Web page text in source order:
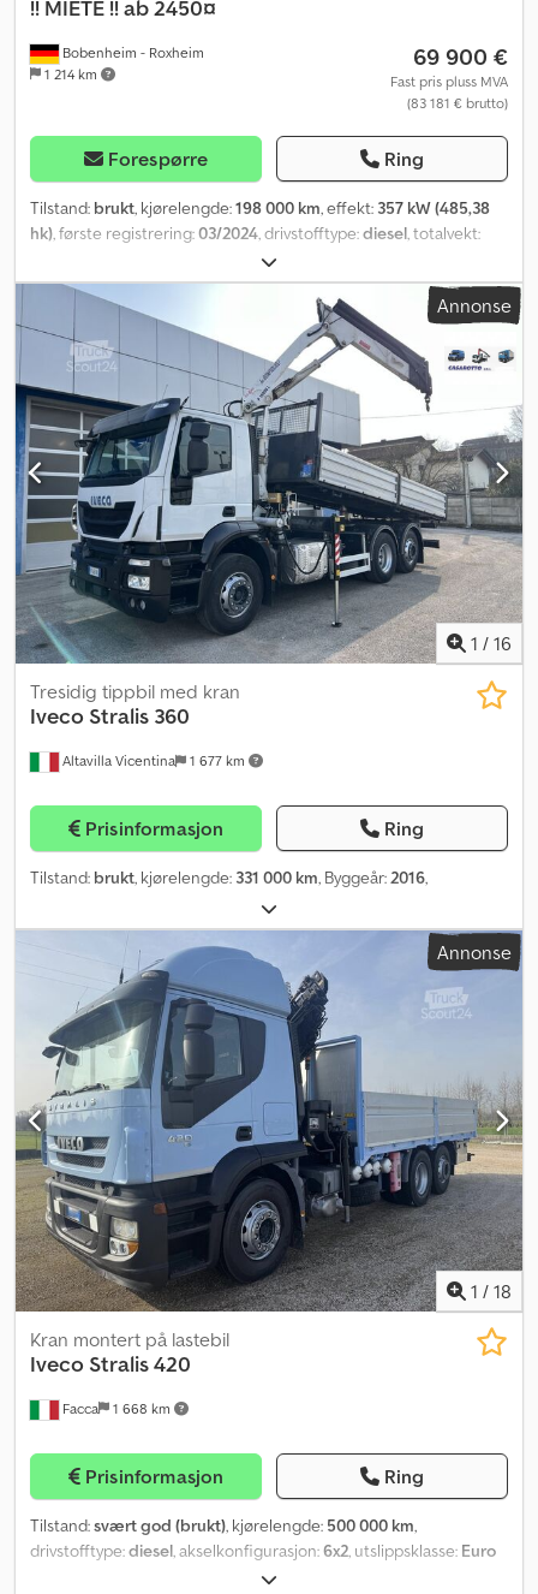
Bobenheim - Roxheim
1 214 km
!! MIETE !! ab 2450¤
69 900 €
Fast pris pluss MVA
(83 181 € brutto)
Forespørre Ring
Tilstand: brukt, kjørelengde:198 000 km, effekt: 357 kW (485,38
hk) , første registrering:03/2024 , drivstofftype:diesel , totalvekt:
2 aksler
hvit, girtype:automatisk, utslippsklasse:Euro 6, Utstyr:ABS,
aircondition, navigasjonssystem, parkeringsvarmer
Annonse
1 / 16
Altavilla Vicentina 1 677 km
Tresidig tippbil med kran
Iveco Stralis 360
Prisinformasjon Ring
Tilstand: brukt, kjørelengde: 331 000 km, Byggeår:2016,
Annonse
1 / 18
Facca 1 668 km
Kran montert på lastebil
Iveco Stralis 420
Prisinformasjon Ring
Tilstand:svært god (brukt), kjørelengde: 500 000 km,
drivstofftype:diesel, akselkonfigurasjon:6x2, utslippsklasse: Euro
aircondition, differensialsperre, kran